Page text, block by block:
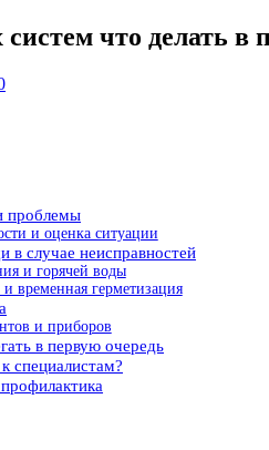
что делать
проблемы
и оценка ситуации
случае неисправностей
и горячей воды
временная герметизация
и приборов
в первую очередь
специалистам?